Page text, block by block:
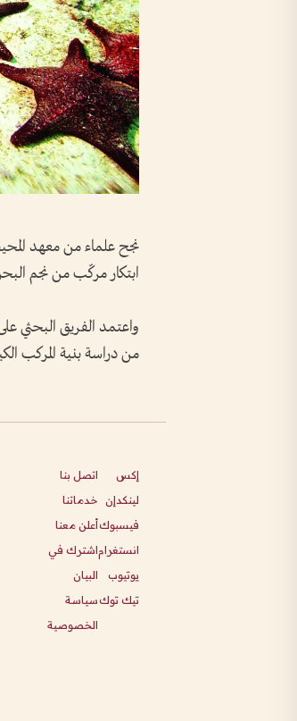
نجح علماء من معهد المحيط
ابتكار مركّب من نجم
واعتمد الفريق البحثي
من دراسة بنية المركب
إكس
لينكدإن
فيسبوك
انستغرام
يوتيوب
تيك توك
اتصل بنا
خدماتنا
أعلن معنا
اشترك في
البيان
سياسة
الخصوصية